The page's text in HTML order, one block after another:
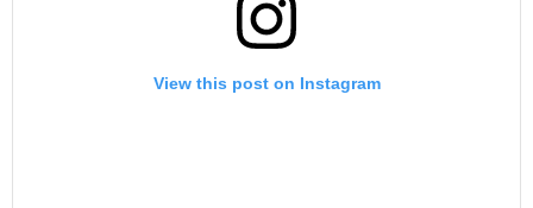
View this post on Instagram